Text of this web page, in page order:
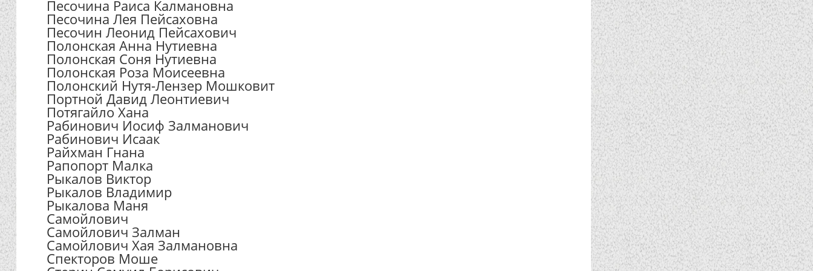
Песочина Раиса Калмановна
Песочина Лея Пейсаховна
Песочин Леонид Пейсахович
Полонская Анна Нутиевна
Полонская Соня Нутиевна
Полонская Роза Моисеевна
Полонский Нутя-Лензер Мошковит
Портной Давид Леонтиевич
Потягайло Хана
Рабинович Иосиф Залманович
Рабинович Исаак
Райхман Гнана
Рапопорт Малка
Рыкалов Виктор
Рыкалов Владимир
Рыкалова Маня
Самойлович
Самойлович Залман
Самойлович Хая Залмановна
Спекторов Моше